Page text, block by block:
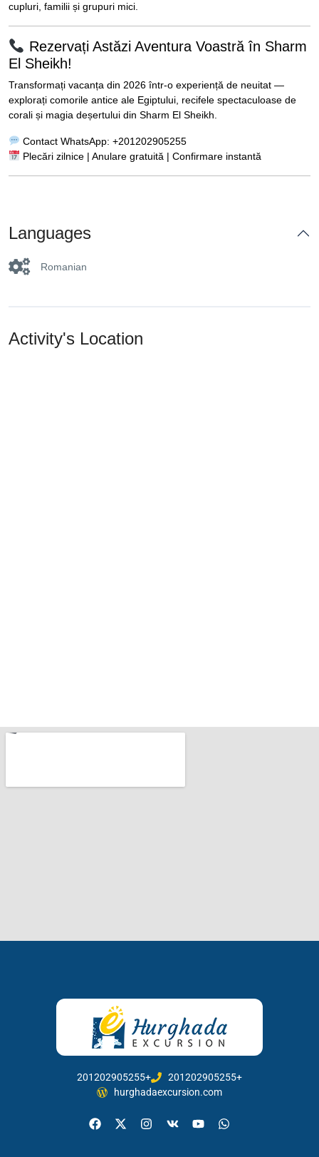
cupluri, familii și grupuri mici.
Rezervați Astăzi Aventura Voastră în Sharm
El Sheikh!
Transformați vacanța din 2026 într-o experiență de neuitat —
explorați comorile antice ale Egiptului, recifele spectaculoase de
corali și magia deșertului din Sharm El Sheikh.
Contact WhatsApp: +201202905255
Plecări zilnice | Anulare gratuită | Confirmare instantă
Languages
Romanian
Activity's Location
201202905255+
201202905255+
hurghadaexcursion.com